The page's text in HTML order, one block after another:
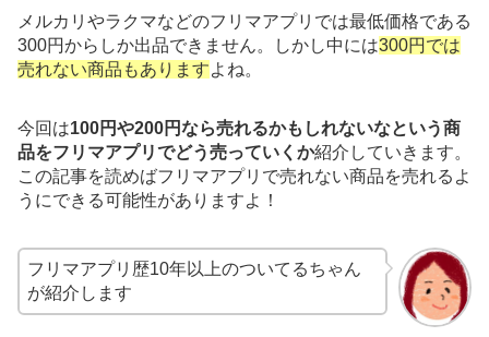
メルカリやラクマなどのフリマアプリでは最低価格である
300円からしか出品できません。しかし中には300円では
売れない商品もありますよね。
今回は100円や200円なら売れるかもしれないなという商
品をフリマアプリでどう売っていくか紹介していきます。
この記事を読めばフリマアプリで売れない商品を売れるよ
うにできる可能性がありますよ！
フリマアプリ歴10年以上のついてるちゃん
が紹介します